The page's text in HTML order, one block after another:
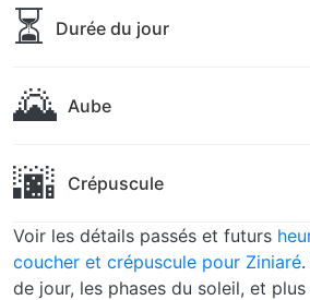
⏳ Durée du jour
🌄 Aube
🌆 Crépuscule
Voir les détails passés et futurs
coucher et crépuscule pour Ziniaré
de jour, les phases du soleil, et plus